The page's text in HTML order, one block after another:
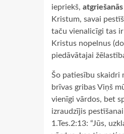
iepriekš, atgriešanās
Kristum, savai
taču vienalicīgi tas
Kristus nopelnus
piedāvātajai
Šo patiesību skaidri
brīvas gribas Viņš
vienīgi vārdos, bet
izraudzījis
1.Tes.2:13: “Jūs,